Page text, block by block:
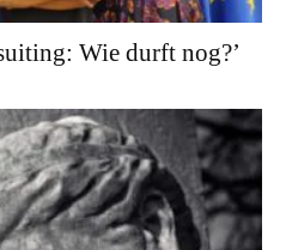
Wie durft nog?’